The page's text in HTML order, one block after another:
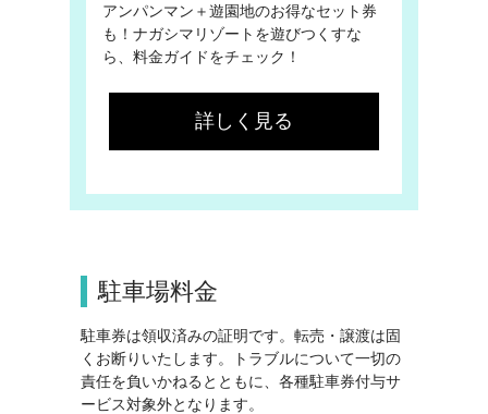
アンパンマン＋遊園地のお得なセット券
も！ナガシマリゾートを遊びつくすな
ら、料金ガイドをチェック！
詳しく見る
駐車場料金
駐車券は領収済みの証明です。転売・譲渡は固
くお断りいたします。トラブルについて一切の
責任を負いかねるとともに、各種駐車券付与サ
ービス対象外となります。